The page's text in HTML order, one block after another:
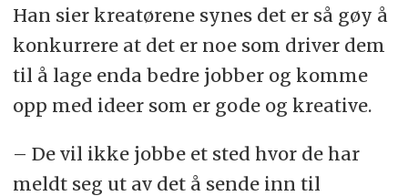
Han sier kreatørene synes det er så gøy å
konkurrere at det er noe som driver dem
til å lage enda bedre jobber og komme
opp med ideer som er gode og kreative.
– De vil ikke jobbe et sted hvor de har
meldt seg ut av det å sende inn til